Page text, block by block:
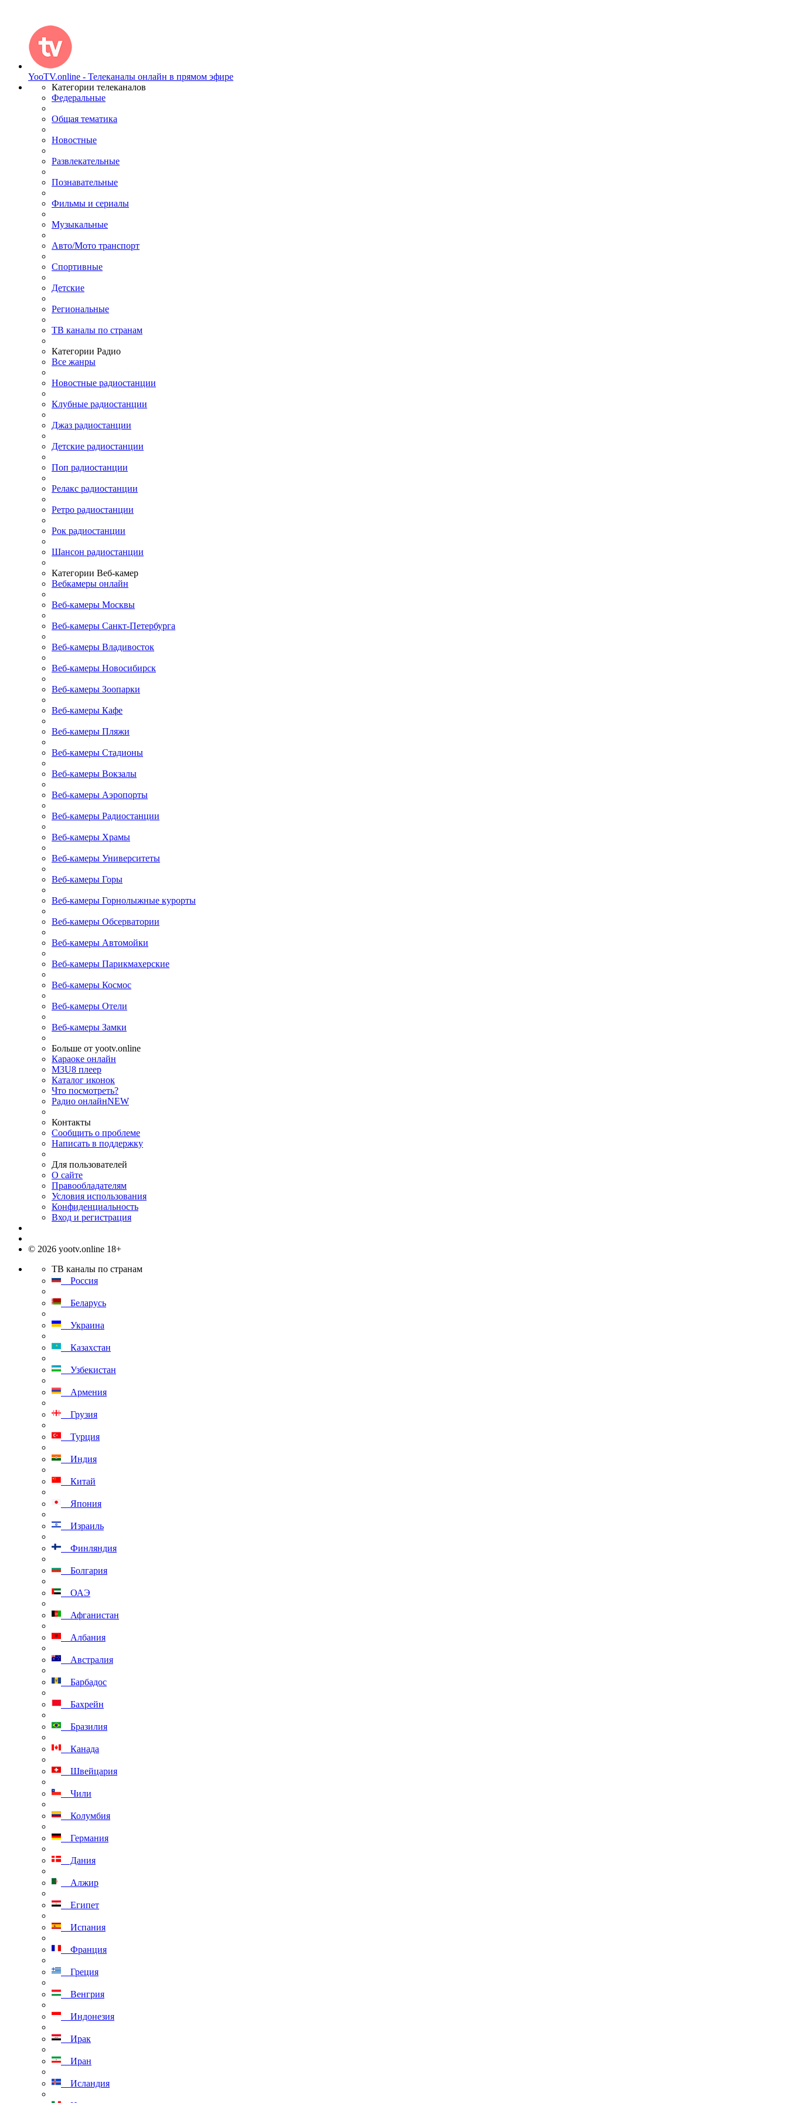
YooTV.online - Телеканалы онлайн в прямом эфире
Категории телеканалов
Федеральные
Общая тематика
Новостные
Развлекательные
Познавательные
Фильмы и сериалы
Музыкальные
Авто/Мото транспорт
Спортивные
Детские
Региональные
ТВ каналы по странам
Категории Радио
Все жанры
Новостные радиостанции
Клубные радиостанции
Джаз радиостанции
Детские радиостанции
Поп радиостанции
Релакс радиостанции
Ретро радиостанции
Рок радиостанции
Шансон радиостанции
Категории Веб-камер
Вебкамеры онлайн
Веб-камеры Москвы
Веб-камеры Санкт-Петербурга
Веб-камеры Владивосток
Веб-камеры Новосибирск
Веб-камеры Зоопарки
Веб-камеры Кафе
Веб-камеры Пляжи
Веб-камеры Стадионы
Веб-камеры Вокзалы
Веб-камеры Аэропорты
Веб-камеры Радиостанции
Веб-камеры Храмы
Веб-камеры Университеты
Веб-камеры Горы
Веб-камеры Горнолыжные курорты
Веб-камеры Обсерватории
Веб-камеры Автомойки
Веб-камеры Парикмахерские
Веб-камеры Космос
Веб-камеры Отели
Веб-камеры Замки
Больше от yootv.online
Караоке онлайн
M3U8 плеер
Каталог иконок
Что посмотреть?
Радио онлайнNEW
Контакты
Сообщить о проблеме
Написать в поддержку
Для пользователей
О сайте
Правообладателям
Условия использования
Конфиденциальность
Вход и регистрация
© 2026 yootv.online 18+
ТВ каналы по странам
Россия
Беларусь
Украина
Казахстан
Узбекистан
Армения
Грузия
Турция
Индия
Китай
Япония
Израиль
Финляндия
Болгария
ОАЭ
Афганистан
Албания
Австралия
Барбадос
Бахрейн
Бразилия
Канада
Швейцария
Чили
Колумбия
Германия
Дания
Алжир
Египет
Испания
Франция
Греция
Венгрия
Индонезия
Ирак
Иран
Исландия